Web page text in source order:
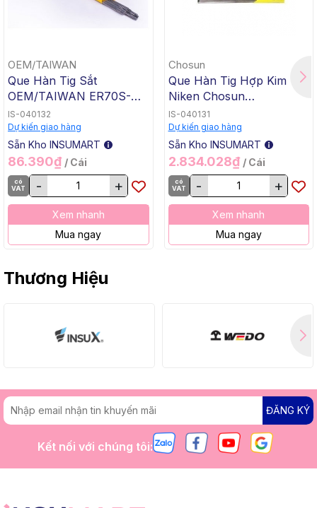
OEM/TAIWAN
Que Hàn Tig Sắt
OEM/TAIWAN ER70S-G
TG-50, 1.6x1000mm, 5 Kg
/ Hộp, 20 Kg / Thùng
IS-040132
Dự kiến giao hàng
Sẵn Kho INSUMART
86.390₫ / Cái
có
VAT
- +
Xem nhanh
Mua ngay
Chosun
Que Hàn Tig Hợp Kim
Niken Chosun
ERNiCrMo-3 TGC-625,
2.4x1000mm, 5 Kg / Hộp,
20 Kg / Thùng
IS-040131
Dự kiến giao hàng
Sẵn Kho INSUMART
2.834.028₫ / Cái
có
VAT
- +
Xem nhanh
Mua ngay
Thương Hiệu
ĐĂNG KÝ
Kết nối với chúng tôi: